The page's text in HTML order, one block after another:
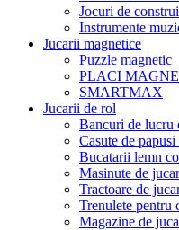
Jocuri de
Instrumente
Jucarii magnetice
Puzzle magnetic
PLACI
SMARTMAX
Jucarii de rol
Bancuri de lucru
Casute de papusi
Bucatarii lemn
Masinute de
Tractoare de
Trenulete pentru
Magazine de